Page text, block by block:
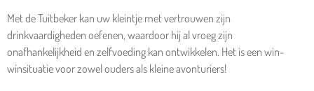
Met de Tuitbeker kan uw kleintje met vertrouwen zijn
drinkvaardigheden oefenen, waardoor hij al vroeg zijn
onafhankelijkheid en zelfvoeding kan ontwikkelen. Het is een win-
winsituatie voor zowel ouders als kleine avonturiers!